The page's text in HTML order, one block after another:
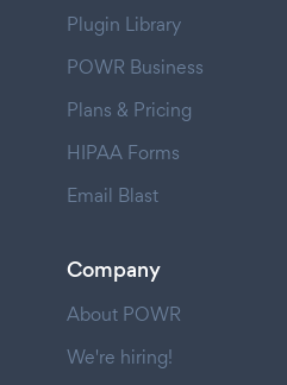
Plugin Library
POWR Business
Plans & Pricing
HIPAA Forms
Email Blast
Company
About POWR
We're hiring!